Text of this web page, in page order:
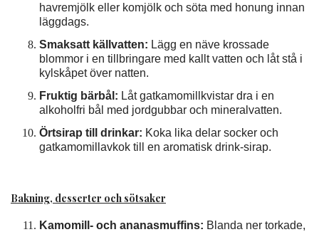
havremjölk eller komjölk och söta med honung innan
läggdags.
Smaksatt källvatten: Lägg en näve krossade
blommor i en tillbringare med kallt vatten och låt stå i
kylskåpet över natten.
Fruktig bärbål: Låt gatkamomillkvistar dra i en
alkoholfri bål med jordgubbar och mineralvatten.
Örtsirap till drinkar: Koka lika delar socker och
gatkamomillavkok till en aromatisk drink-sirap.
Bakning, desserter och sötsaker
Kamomill- och ananasmuffins: Blanda ner torkade,